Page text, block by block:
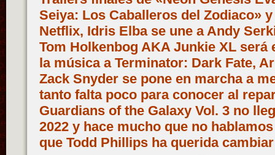
Seiya: Los Caballeros del Zodiaco»
Netflix, Idris Elba se une a Andy
Tom Holkenbog AKA Junkie XL será
la música a Terminator: Dark Fate,
Zack Snyder se pone en marcha a
tanto falta poco para conocer al
Guardians of the Galaxy Vol. 3 no
2022 y hace mucho que no
que Todd Phillips ha querida